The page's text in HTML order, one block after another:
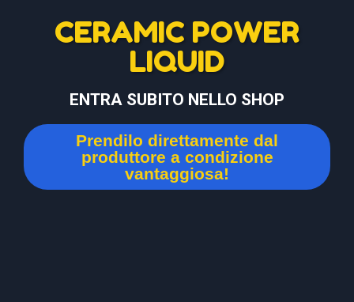
CERAMIC POWER
LIQUID
ENTRA SUBITO NELLO SHOP
Prendilo direttamente dal
produttore a condizione
vantaggiosa!